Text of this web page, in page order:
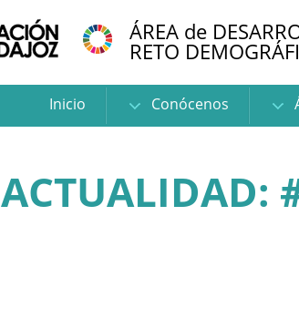
ÁREA de
RETO
Inicio Conócenos
ACTUALIDAD: